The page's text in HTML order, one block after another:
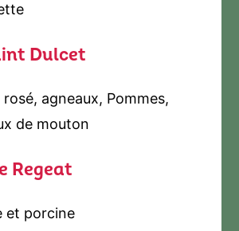
Dulcet
agneaux, Pommes,
de mouton
Regeat
et porcine